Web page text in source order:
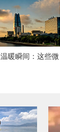
暖瞬间：这些微